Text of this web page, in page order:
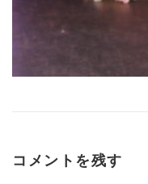
コメントを残す